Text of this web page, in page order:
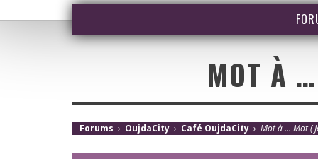
MOT À
Forums › OujdaCity › Café OujdaCity › Mot à … Mot (